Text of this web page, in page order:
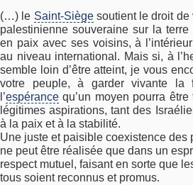
(…) le Saint-Siègesoutient le droit de
palestinienne souveraine sur la
en paix avec ses voisins, à
au niveau international. Mais si, à
semble loin d’être atteint, je vous
votre peuple, à garder vivante la
l’espérance qu’un moyen pourra
légitimes aspirations, tant des
à la paix et à la stabilité.
Une juste et paisible coexistence des
ne peut être réalisée que dans un
respect mutuel, faisant en sorte que
tous soient reconnus et promus.